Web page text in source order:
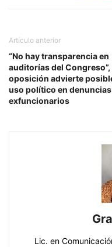
Artículo anterior
“No hay transparencia en
auditorías del Congreso”,
oposición advierte
uso político en denuncias
exfuncionarios
Lic. en